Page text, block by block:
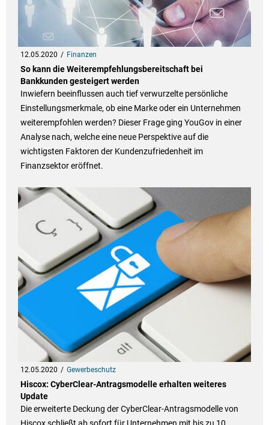
12.05.2020 Finanzen
So kann die Weiterempfehlungsbereitschaft bei
Bankkunden gesteigert werden
Inwiefern beeinflussen auch tief verwurzelte persönliche
Einstellungsmerkmale, ob eine Marke oder ein Unternehmen
weiterempfohlen werden? Dieser Frage ging YouGov in einer
Analyse nach, welche eine neue Perspektive auf die
wichtigsten Faktoren der Kundenzufriedenheit im
Finanzsektor eröffnet.
12.05.2020 Gewerbeschutz
Hiscox: CyberClear-Antragsmodelle erhalten weiteres
Update
Die erweiterte Deckung der CyberClear-Antragsmodelle von